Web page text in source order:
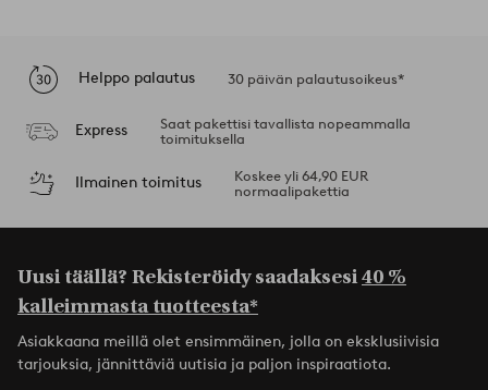
Helppo palautus 30 päivän palautusoikeus*
Express
Saat pakettisi tavallista nopeammalla
toimituksella
Ilmainen toimitus
Koskee yli 64,90 EUR
normaalipakettia
Uusi täällä? Rekisteröidy saadaksesi40 %
kalleimmasta tuotteesta*
Asiakkaana meillä olet ensimmäinen, jolla on eksklusiivisia
tarjouksia, jännittäviä uutisia ja paljon inspiraatiota.